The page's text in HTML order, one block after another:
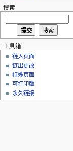
搜索
工具箱
链入页面
链出更改
特殊页面
可打印版
永久链接